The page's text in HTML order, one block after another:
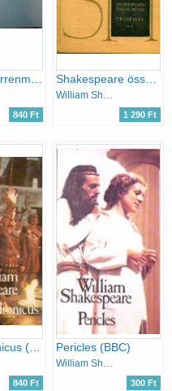
840 Ft
Shakespeare összes művei V. Tragédiák II.
William Shakespeare
1 290 Ft
840 Ft
Pericles (BBC)
300 Ft